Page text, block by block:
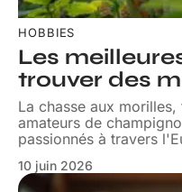
HOBBIES
Les
trouver des
La chasse aux
amateurs de
passionnés à travers
10 juin 2026